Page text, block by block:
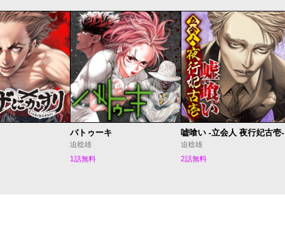
バトゥーキ
迫稔雄
1話無料
嘘喰い -立会人 夜行妃古壱-
迫稔雄
2話無料